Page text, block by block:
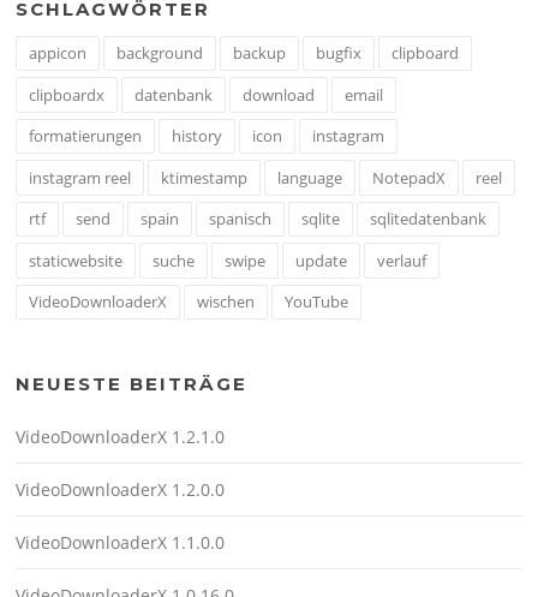
SCHLAGWÖRTER
appicon background backup bugfix
clipboard
clipboardx
datenbank download
email
formatierungen
history icon
instagram
instagram reel
ktimestamp language NotepadX
reel
rtf
send spain spanisch sqlite
sqlitedatenbank
staticwebsite
suche swipe update
verlauf
VideoDownloaderX
wischen YouTube
NEUESTE BEITRÄGE
VideoDownloaderX 1.2.1.0
VideoDownloaderX 1.2.0.0
VideoDownloaderX 1.1.0.0